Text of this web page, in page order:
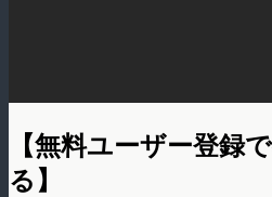
【無料ユーザー登録
る】